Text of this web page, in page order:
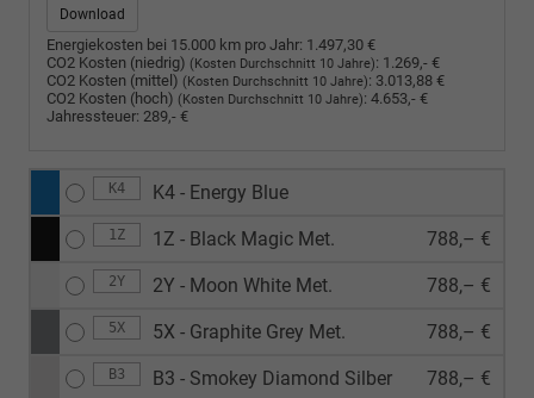
Download
Energiekosten bei 15.000 km pro Jahr: 1.497,30 €
CO2 Kosten (niedrig) (Kosten Durchschnitt 10 Jahre): 1.269,- €
CO2 Kosten (mittel) (Kosten Durchschnitt 10 Jahre): 3.013,88 €
CO2 Kosten (hoch) (Kosten Durchschnitt 10 Jahre): 4.653,- €
Jahressteuer: 289,- €
K4 K4 - Energy Blue
1Z 1Z - Black Magic Met. 788,– €
2Y 2Y - Moon White Met. 788,– €
5X 5X - Graphite Grey Met. 788,– €
B3
B3 - Smokey Diamond Silber
788,– €